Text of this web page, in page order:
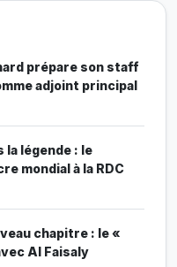
prépare son staff
adjoint principal
légende : le
mondial à la RDC
chapitre : le «
Al Faisaly